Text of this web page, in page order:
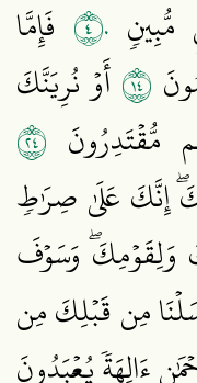
٤٠ فَإِمَّا
٤١ أَوۡ نُرِيَنَّكَ
مُّقۡتَدِرُونَ ٤٢
إِنَّكَ عَلَىٰ صِرَٰطٖ
وَلِقَوۡمِكَۖ وَسَوۡفَ
مِن قَبۡلِكَ مِن
ءَالِهَةٗ يُعۡبَدُونَ